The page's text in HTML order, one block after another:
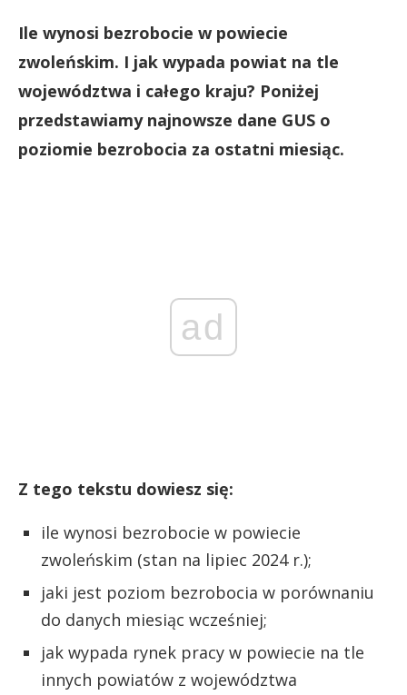
Ile wynosi bezrobocie w powiecie
zwoleńskim. I jak wypada powiat na tle
województwa i całego kraju? Poniżej
przedstawiamy najnowsze dane GUS o
poziomie bezrobocia za ostatni miesiąc.
ad
Z tego tekstu dowiesz się:
ile wynosi bezrobocie w powiecie
zwoleńskim (stan na lipiec 2024 r.);
jaki jest poziom bezrobocia w porównaniu
do danych miesiąc wcześniej;
jak wypada rynek pracy w powiecie na tle
innych powiatów z województwa